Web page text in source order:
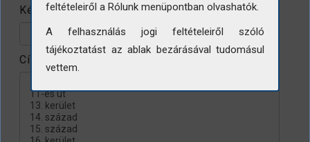
Készítés évtizede
Címke
feltételeiről a Rólunk menüpontban olvashatók.
A felhasználás jogi feltételeiről szóló
tájékoztatást az ablak bezárásával tudomásul
vettem.